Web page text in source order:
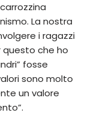
La nostra
i ragazzi
questo che ho
fosse
sono molto
un valore